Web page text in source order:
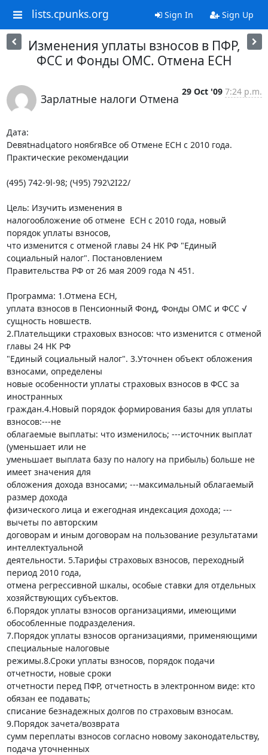
lists.cpunks.org Sign In Sign Up
Изменения уплаты взносов в ПФР,
ФСС и Фонды ОМС. Отмена ЕСН
Зарлатные налоги Отмена
29 Oct '09 7:24 p.m.
Дата:
Deвяtнadцatoго нoябrяВсе об Отмене ЕСН с 2010 года.
Практические рекомендации
(495) 742-9l-98; (Ч95) 792\2I22/
Цель: Изучить изменения в
налогообложение об отмене  ЕСН с 2010 года, новый
порядок уплаты взносов,
что изменится с отменой главы 24 НК РФ "Единый
социальный налог". Постановлением
Правительства РФ от 26 мая 2009 года N 451.
Программа: 1.Отмена ЕСН,
уплата взносов в Пенсионный Фонд, Фонды ОМС и ФСС √
сущность новшеств.
2.Плательщики страховых взносов: что изменится с отменой
главы 24 НК РФ
"Единый социальный налог". 3.Уточнен объект обложения
взносами, определены
новые особенности уплаты страховых взносов в ФСС за
иностранных
граждан.4.Новый порядок формирования базы для уплаты
взносов:---не
облагаемые выплаты: что изменилось; ---источник выплат
(уменьшает или не
уменьшает выплата базу по налогу на прибыль) больше не
имеет значения для
обложения дохода взносами; ---максимальный облагаемый
размер дохода
физического лица и ежегодная индексация дохода; ---
вычеты по авторским
договорам и иным договорам на пользование результатами
интеллектуальной
деятельности. 5.Тарифы страховых взносов, переходный
период 2010 года,
отмена регрессивной шкалы, особые ставки для отдельных
хозяйствующих субъектов.
6.Порядок уплаты взносов организациями, имеющими
обособленные подразделения.
7.Порядок уплаты взносов организациями, применяющими
специальные налоговые
режимы.8.Сроки уплаты взносов, порядок подачи
отчетности, новые сроки
отчетности перед ПФР, отчетность в электронном виде: кто
обязан ее подавать;
списание безнадежных долгов по страховым взносам.
9.Порядок зачета/возврата
сумм переплаты взносов согласно новому законодательству,
подача уточненных